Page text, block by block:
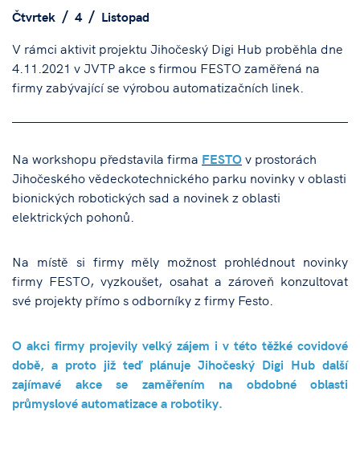
Čtvrtek 4
Listopad
V rámci aktivit projektu Jihočeský Digi Hub proběhla dne
4.11.2021 v JVTP akce s firmou FESTO zaměřená na
firmy zabývající se výrobou automatizačních linek.
Na workshopu představila firma FESTOv prostorách
Jihočeského vědeckotechnického parku novinky v oblasti
bionických robotických sad a novinek z oblasti
elektrických pohonů.
Na místě si firmy měly možnost prohlédnout novinky
firmy FESTO, vyzkoušet, osahat a zároveň konzultovat
své projekty přímo s odborníky z firmy Festo.
O akci firmy projevily velký zájem i v této těžké covidové
době, a proto již teď plánuje Jihočeský Digi Hub další
zajímavé akce se zaměřením na obdobné oblasti
průmyslové automatizace a robotiky.